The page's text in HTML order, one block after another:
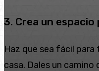
3. Crea un
Haz que sea fácil para
casa. Dales un camino